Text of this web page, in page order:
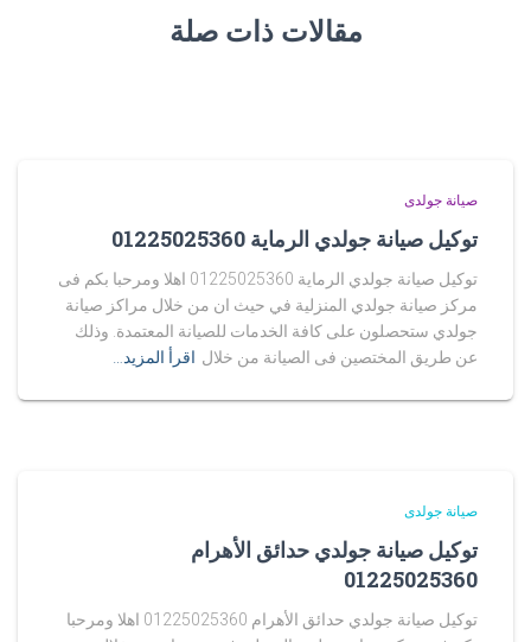
مقالات ذات صلة
صيانة جولدى
توكيل صيانة جولدي الرماية 01225025360
توكيل صيانة جولدي الرماية 01225025360 اهلا ومرحبا بكم فى
مركز صيانة جولدي المنزلية في حيث ان من خلال مراكز صيانة
جولدي ستحصلون على كافة الخدمات للصيانة المعتمدة. وذلك
عن طريق المختصين فى الصيانة من خلال اقرأ المزيد…
صيانة جولدى
توكيل صيانة جولدي حدائق الأهرام
01225025360
توكيل صيانة جولدي حدائق الأهرام 01225025360 اهلا ومرحبا